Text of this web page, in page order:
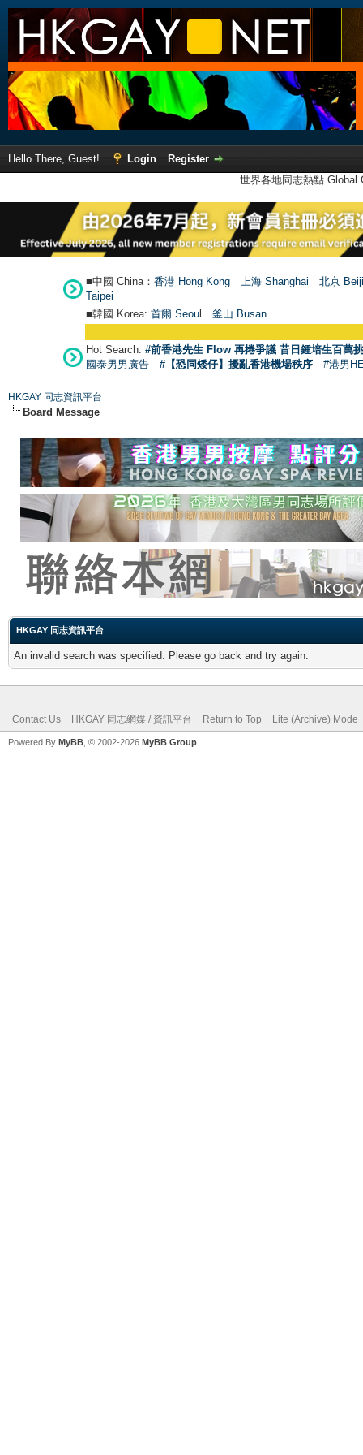
Hello There, Guest! Login
Register
世界各地同志熱點
■中國 China： 香港 Hong Kong 上海 Shanghai
北京
Taipei
■韓國 Korea: 首爾 Seoul 釜山 Busan
Hot Search: #前香港先生 Flow 再捲爭議 昔日鍾培生百萬
國泰男男廣告
#【恐同矮仔】擾亂香港機場秩序 #港男
HKGAY 同志資訊平台
Board Message
HKGAY 同志資訊平台
An invalid search was specified. Please go back and try again.
Contact Us HKGAY 同志網媒 / 資訊平台 Return to Top Lite (Archive) Mode
Powered By MyBB , © 2002-2026 MyBB Group